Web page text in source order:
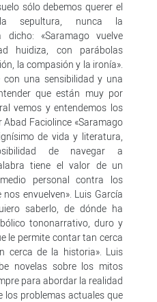
sólo debemos querer el
sepultura, nunca la
dicho: «Saramago vuelve
huidiza, con parábolas
la compasión y la ironía».
con una sensibilidad y una
que están muy por
vemos y entendemos los
Faciolince «Saramago
de vida y literatura,
de navegar a
tiene el valor de un
personal contra los
envuelven». Luis García
saberlo, de dónde ha
tononarrativo, duro y
le permite contar tan cerca
cerca de la historia». Luis
novelas sobre los mitos
para abordar la realidad
los problemas actuales que